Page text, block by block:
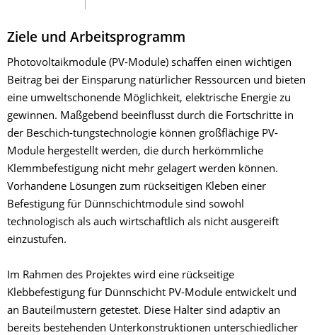
Ziele und Arbeitsprogramm
Photovoltaikmodule (PV-Module) schaffen einen wichtigen
Beitrag bei der Einsparung natürlicher Ressourcen und bieten
eine umweltschonende Möglichkeit, elektrische Energie zu
gewinnen. Maßgebend beeinflusst durch die Fortschritte in
der Beschich-tungstechnologie können großflächige PV-
Module hergestellt werden, die durch herkömmliche
Klemmbefestigung nicht mehr gelagert werden können.
Vorhandene Lösungen zum rückseitigen Kleben einer
Befestigung für Dünnschichtmodule sind sowohl
technologisch als auch wirtschaftlich als nicht ausgereift
einzustufen.
Im Rahmen des Projektes wird eine rückseitige
Klebbefestigung für Dünnschicht PV-Module entwickelt und
an Bauteilmustern getestet. Diese Halter sind adaptiv an
bereits bestehenden Unterkonstruktionen unterschiedlicher